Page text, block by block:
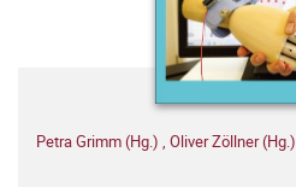
Petra Grimm (Hg.) , Oliver Zöllner (Hg.)